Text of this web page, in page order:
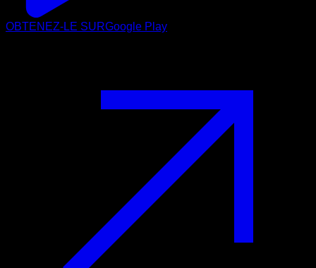
OBTENEZ-LE SURGoogle Play